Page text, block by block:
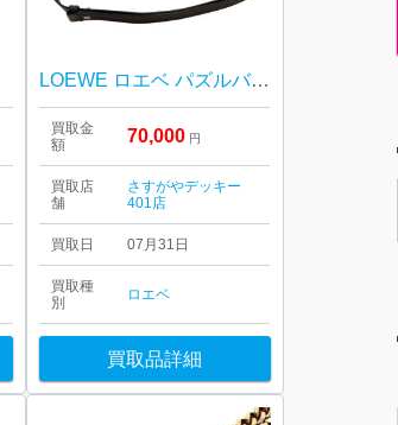
LOEWE ロエベ パズルバッグ
買取金
額
70,000 円
買取店
舗
さすがやデッキー
401店
買取日 07月31日
買取種
別
ロエベ
買取品詳細